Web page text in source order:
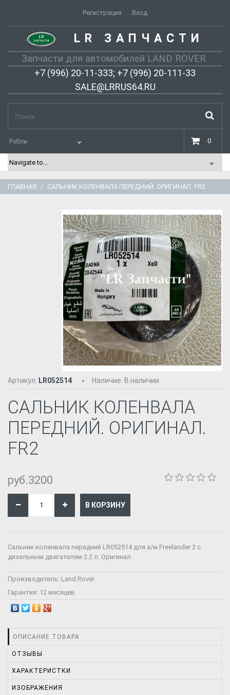
Регистрация Вход
- LR ЗАПЧАСТИ
Запчасти для автомобилей LAND ROVER
+7 (996) 20-11-333; +7 (996) 20-111-33
SALE@LRRUS64.RU
0
ГЛАВНАЯ САЛЬНИК КОЛЕНВАЛА ПЕРЕДНИЙ. ОРИГИНАЛ. FR2
Артикул: LR052514 Наличие: В наличии
САЛЬНИК КОЛЕНВАЛА
ПЕРЕДНИЙ. ОРИГИНАЛ.
FR2
руб.3200
Сальник коленвала передний LR052514 для а/м Freelander 2 с
дизельным двигателем 2.2 л. Оригинал.
Производитель: Land Rover
Гарантия: 12 месяцев
ОПИСАНИЕ ТОВАРА
ОТЗЫВЫ
ХАРАКТЕРИСТКИ
ИЗОБРАЖЕНИЯ